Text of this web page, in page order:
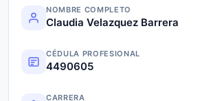
NOMBRE COMPLETO
Claudia Velazquez Barrera
CÉDULA PROFESIONAL
4490605
CARRERA